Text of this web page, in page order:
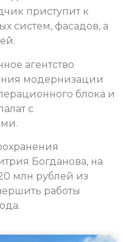
приступит к
систем, фасадов, а
агентство
модернизации
блока и
с
Богданова, на
млн рублей из
работы